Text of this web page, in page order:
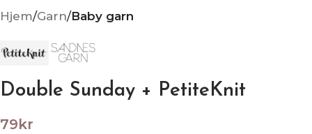
Hjem Garn Baby garn
Double Sunday + PetiteKnit
79 kr